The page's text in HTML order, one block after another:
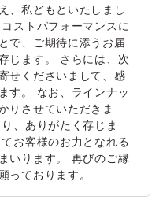
、私どもといたしまし
ストパフォーマンスに
で、ご期待に添うお届
じます。 さらには、次
せくださいまして、感
す。 なお、ラインナッ
りさせていただきま
、ありがたく存じま
お客様のお力となれる
いります。 再びのご縁
っております。